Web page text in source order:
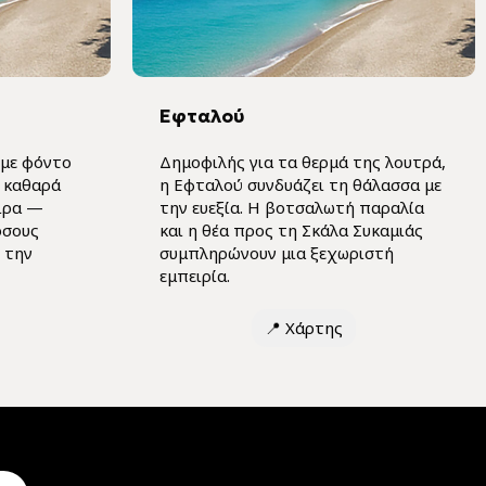
φόντο
καθαρά
—
Εφταλού
Δημοφιλής για τα θερμά της λουτρά,
η Εφταλού συνδυάζει τη θάλασσα με
την ευεξία. Η βοτσαλωτή παραλία
και η θέα προς τη Σκάλα Συκαμιάς
συμπληρώνουν μια ξεχωριστή
εμπειρία.
📍 Χάρτης